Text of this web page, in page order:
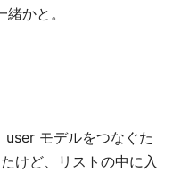
かと。
モデルをつなぐた
けど、リストの中に入